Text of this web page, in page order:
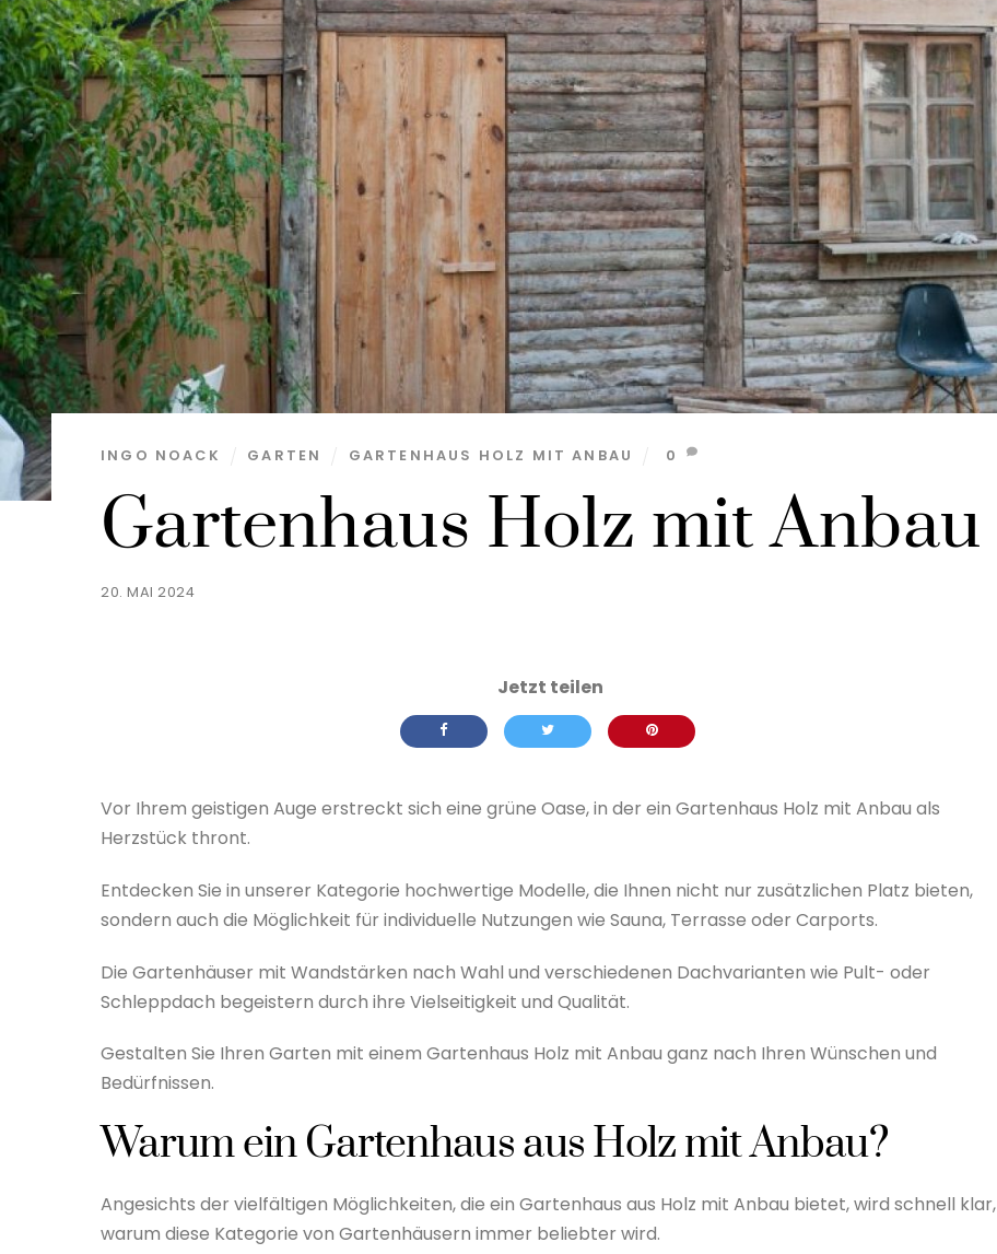
20. MAI 2024
Gartenhaus Holz mit Anbau
INGO NOACK GARTEN GARTENHAUS HOLZ MIT ANBAU 0
Vor Ihrem geistigen Auge erstreckt sich eine grüne Oase, in der ein Gartenhaus Holz mit Anbau als
Herzstück thront.
Entdecken Sie in unserer Kategorie hochwertige Modelle, die Ihnen nicht nur zusätzlichen Platz bieten,
sondern auch die Möglichkeit für individuelle Nutzungen wie Sauna, Terrasse oder Carports.
Die Gartenhäuser mit Wandstärken nach Wahl und verschiedenen Dachvarianten wie Pult- oder
Schleppdach begeistern durch ihre Vielseitigkeit und Qualität.
Gestalten Sie Ihren Garten mit einem Gartenhaus Holz mit Anbau ganz nach Ihren Wünschen und
Bedürfnissen.
Warum ein Gartenhaus aus Holz mit Anbau?
Angesichts der vielfältigen Möglichkeiten, die ein Gartenhaus aus Holz mit Anbau bietet, wird schnell klar,
warum diese Kategorie von Gartenhäusern immer beliebter wird.